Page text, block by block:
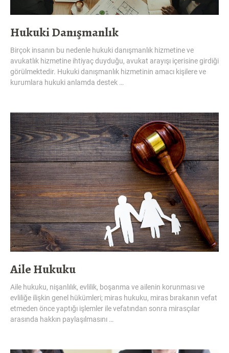
Hukuki Danışmanlık
Birçok insanın bu nedenle hukuki danışmanlık hizmetine ve
avukatlık hizmetine ihtiyaç duyduğu, avukat arayışı içerisine girdiği
görülmektedir. Hukuki danışmanlık hizmetinin amacı kişilere ve
kurumlara hukuki anlamda destek …
Aile Hukuku
Aile hukuku, nişanlılık, evlilik, boşanma ve ailenin korunması ve
evliliğe ilişkin genel hükümleri; miras hukuku, miras bırakanın vefat
etmeden önce yaptığı işlemler ile vefatından sonra mirasçılar
arasında hakkın paylaşılmasını …